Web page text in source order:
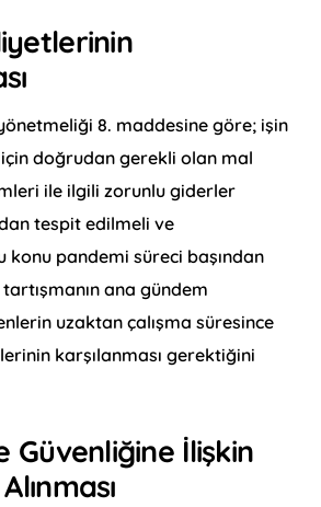
8. maddesine göre; işin
doğrudan gerekli olan mal
ile ilgili zorunlu giderler
tespit edilmeli ve
konu pandemi süreci başından
ana gündem
uzaktan çalışma süresince
karşılanması gerektiğini
Güvenliğine İlişkin